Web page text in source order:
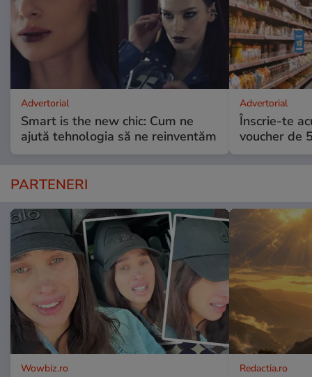
Advertorial
Smart is the new chic: Cum ne
ajută tehnologia să ne reinventăm
Advertorial
Înscrie-te
voucher de
PARTENERI
Wowbiz.ro Redactia.ro